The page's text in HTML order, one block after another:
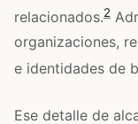
relacionados.2
organizaciones,
e identidades de
Ese detalle de